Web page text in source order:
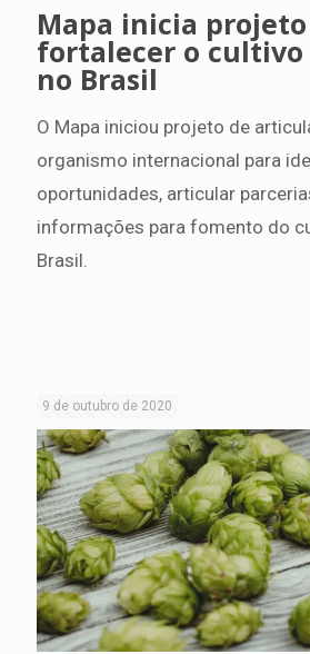
Mapa inicia
fortalecer o
no Brasil
O Mapa iniciou projeto de
organismo internacional para
oportunidades, articular
informações para fomento do
Brasil.
9 de outubro de 2020